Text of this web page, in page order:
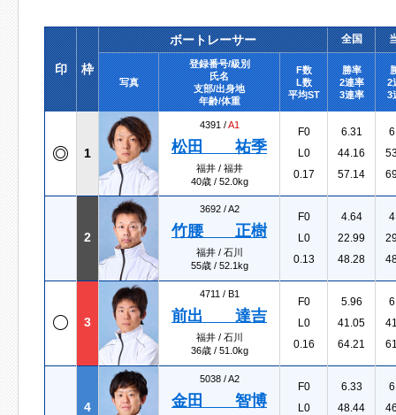
印 枠
ボートレーサー 全国
写真
登録番号/級別
氏名
支部/出身地
年齢/体重
F数
L数
平均ST
勝率
2連率
3連率
2
3
1
4391 /A1
松田 祐季
福井 / 福井
40歳 / 52.0kg
F0
L0
0.17
6.31
44.16
57.14
2
3692 /A2
竹腰 正樹
福井 / 石川
55歳 / 52.1kg
F0
L0
0.13
4.64
22.99
48.28
3
4711 / B1
前出 達吉
福井 / 石川
36歳 / 51.0kg
F0
L0
0.16
5.96
41.05
64.21
4
5038 /A2
金田 智博
F0
L0
6.33
48.44